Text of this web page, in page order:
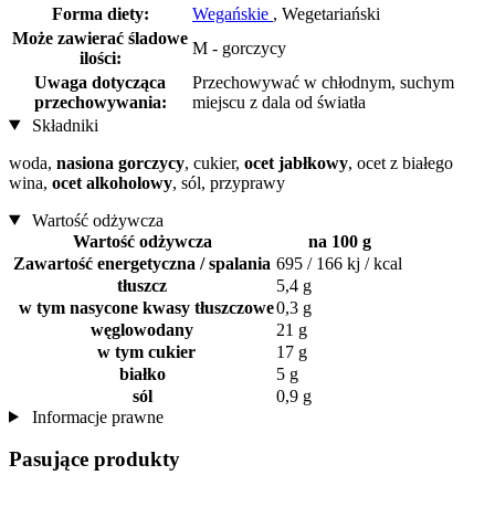
Forma diety:
Wegańskie , Wegetariański
Może zawierać śladowe
ilości:
M - gorczycy
Uwaga dotycząca
przechowywania:
Przechowywać w chłodnym, suchym
miejscu z dala od światła
Składniki
woda, nasiona gorczycy, cukier, ocet jabłkowy, ocet z białego
wina, ocet alkoholowy, sól, przyprawy
Wartość odżywcza
Wartość odżywcza
na 100 g
Zawartość energetyczna / spalania 695 / 166 kj / kcal
tłuszcz
5,4 g
w tym nasycone kwasy tłuszczowe0,3 g
węglowodany
21 g
w tym cukier
17 g
białko
5 g
sól
0,9 g
Informacje prawne
Pasujące produkty